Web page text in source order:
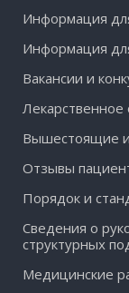
Информация
Информация
Вакансии и
Лекарственное
Вышестоящие
Отзывы
Порядок и
Сведения о
структурных
Медицинские